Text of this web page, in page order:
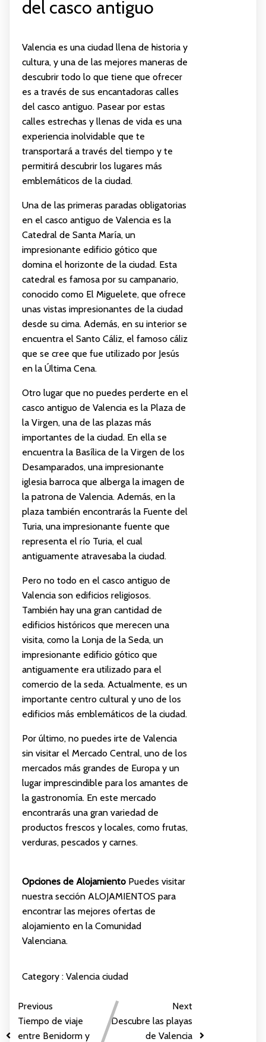
del casco antiguo
Valencia es una ciudad llena de historia y
cultura, y una de las mejores maneras de
descubrir todo lo que tiene que ofrecer
es a través de sus encantadoras calles
del casco antiguo. Pasear por estas
calles estrechas y llenas de vida es una
experiencia inolvidable que te
transportará a través del tiempo y te
permitirá descubrir los lugares más
emblemáticos de la ciudad.
Una de las primeras paradas obligatorias
en el casco antiguo de Valencia es la
Catedral de Santa María, un
impresionante edificio gótico que
domina el horizonte de la ciudad. Esta
catedral es famosa por su campanario,
conocido como El Miguelete, que ofrece
unas vistas impresionantes de la ciudad
desde su cima. Además, en su interior se
encuentra el Santo Cáliz, el famoso cáliz
que se cree que fue utilizado por Jesús
en la Última Cena.
Otro lugar que no puedes perderte en el
casco antiguo de Valencia es la Plaza de
la Virgen, una de las plazas más
importantes de la ciudad. En ella se
encuentra la Basílica de la Virgen de los
Desamparados, una impresionante
iglesia barroca que alberga la imagen de
la patrona de Valencia. Además, en la
plaza también encontrarás la Fuente del
Turia, una impresionante fuente que
representa el río Turia, el cual
antiguamente atravesaba la ciudad.
Pero no todo en el casco antiguo de
Valencia son edificios religiosos.
También hay una gran cantidad de
edificios históricos que merecen una
visita, como la Lonja de la Seda, un
impresionante edificio gótico que
antiguamente era utilizado para el
comercio de la seda. Actualmente, es un
importante centro cultural y uno de los
edificios más emblemáticos de la ciudad.
Por último, no puedes irte de Valencia
sin visitar el Mercado Central, uno de los
mercados más grandes de Europa y un
lugar imprescindible para los amantes de
la gastronomía. En este mercado
encontrarás una gran variedad de
productos frescos y locales, como frutas,
verduras, pescados y carnes.
Opciones de AlojamientoPuedes visitar
nuestra sección ALOJAMIENTOS para
encontrar las mejores ofertas de
alojamiento en la Comunidad
Valenciana.
Category : Valencia ciudad
Previous
Tiempo de viaje
entre Benidorm y
Next
Descubre las playas
de Valencia